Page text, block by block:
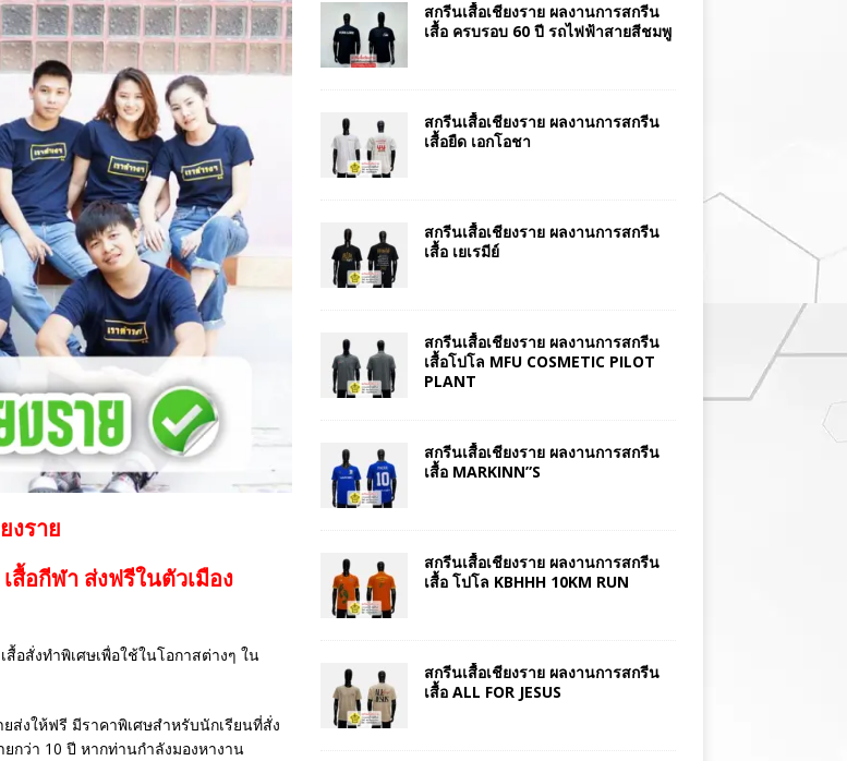
สกรีน เสื้อ MARKINN”S
ผลงานล่าสุด
รสกรีนเสื้อ ครบรอบ 60 ปี รถไฟฟ้าสายสีชมพู
งราย
เสื้อกีฬา ส่งฟรีในตัวเมือง
อสั่งทำพิเศษเพื่อใช้ในโอกาสต่างๆ ใน
ส่งให้ฟรี มีราคาพิเศษสำหรับนักเรียนที่สั่ง
กว่า 10 ปี หากท่านกำลังมองหางาน
สกรีนเสื้อเชียงราย ผลงานการสกรีน
เสื้อ ครบรอบ 60 ปี รถไฟฟ้าสายสีชมพู
สกรีนเสื้อเชียงราย ผลงานการสกรีน
เสื้อยืด เอกโอชา
สกรีนเสื้อเชียงราย ผลงานการสกรีน
เสื้อ เยเรมีย์
สกรีนเสื้อเชียงราย ผลงานการสกรีน
เสื้อโปโล MFU COSMETIC PILOT
PLANT
สกรีนเสื้อเชียงราย ผลงานการสกรีน
เสื้อ MARKINN”S
สกรีนเสื้อเชียงราย ผลงานการสกรีน
เสื้อ โปโล KBHHH 10KM RUN
สกรีนเสื้อเชียงราย ผลงานการสกรีน
เสื้อ ALL FOR JESUS